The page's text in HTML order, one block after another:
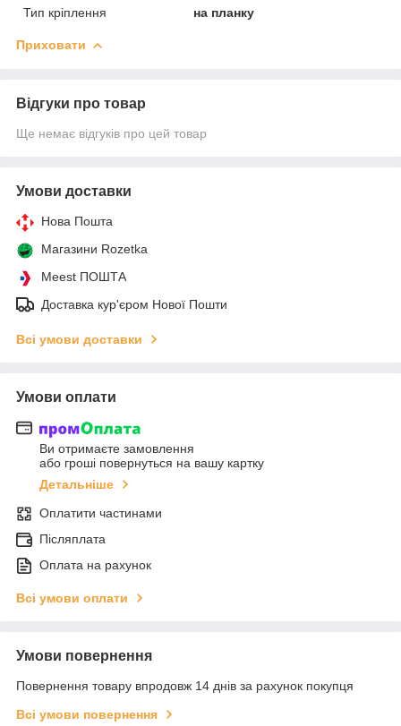
Тип кріплення на планку
Приховати
Відгуки про товар
Ще немає відгуків про цей товар
Умови доставки
Нова Пошта
Магазини Rozetka
Meest ПОШТА
Доставка кур'єром Нової Пошти
Всі умови доставки
Умови оплати
Ви отримаєте замовлення
або гроші повернуться на вашу картку
Детальніше
Оплатити частинами
Післяплата
Оплата на рахунок
Всі умови оплати
Умови повернення
Повернення товару впродовж 14 днів за рахунок покупця
Всі умови повернення